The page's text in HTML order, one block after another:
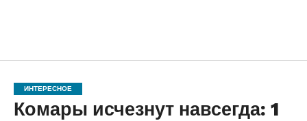
ИНТЕРЕСНОЕ
Комары исчезнут навсегда: 1